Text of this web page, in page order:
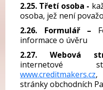
2.25. Třetí osoba -
osoba, jež není
2.26. Formulář –
informace o úvěru
2.27. Webová
internetové
www.creditmakers.cz,
stránky obchodních